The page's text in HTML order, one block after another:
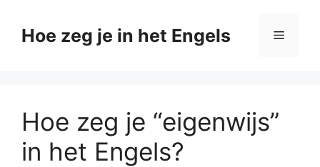
naarHoe zeg je in het Engels Menu
Hoe zeg je “eigenwijs”
in het Engels?